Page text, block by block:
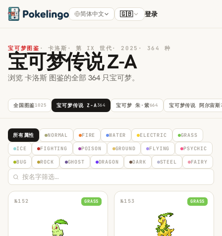
简体中文 🇬🇧 登录
宝可梦图鉴 ·卡洛斯 ·第 IX 世代 · 2025 · 364 种
宝可梦传说 Z-A
浏览 卡洛斯 图鉴的全部 364 只宝可梦。
全国图鉴1025 宝可梦传说 Z-A364 宝可梦 朱·紫664 宝可梦传说 阿尔宙斯
所有属性 NORMAL FIRE WATER ELECTRIC GRASS
ICE FIGHTING POISON GROUND FLYING PSYCHIC
BUG ROCK GHOST DRAGON DARK STEEL FAIRY
№152 GRASS №153 GRASS